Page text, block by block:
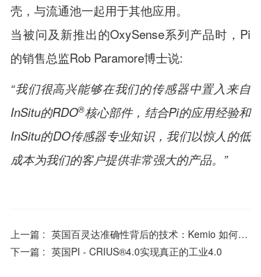
壳，与流通池一起用于其他应用。
当被问及新推出的OxySense系列产品时，Pi
的销售总监Rob Paramore博士说:
“我们很高兴能够在我们的传感器中置入来自
InSitu的RDO®核心部件，结合Pi的应用经验和
InSitu的DO传感器专业知识，我们以惊人的低
成本为我们的客户提供非常强大的产品。”
上一篇 : 英国百灵达准确性背后的技术：Kemio 如何在家禽加工中提供可靠的化学测试
下一篇 : 英国PI - CRIUS®4.0实现真正的工业4.0